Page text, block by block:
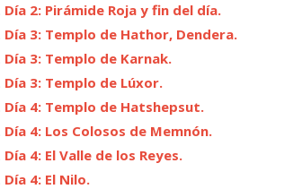
Día 2: Pirámide Roja y fin del día.
Día 3: Templo de Hathor, Dendera.
Día 3: Templo de Karnak.
Día 3: Templo de Lúxor.
Día 4: Templo de Hatshepsut.
Día 4: Los Colosos de Memnón.
Día 4: El Valle de los Reyes.
Día 4: El Nilo.